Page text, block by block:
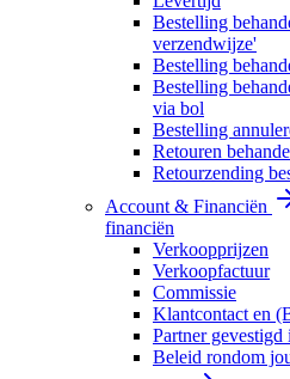
Bestelling
verzendwijze'
Bestelling
Bestelling
via bol
Bestelling
Retouren
Retourzending
Account & Financiën
financiën
Verkoopprijzen
Verkoopfactuur
Commissie
Klantcontact en
Partner
Beleid rondom